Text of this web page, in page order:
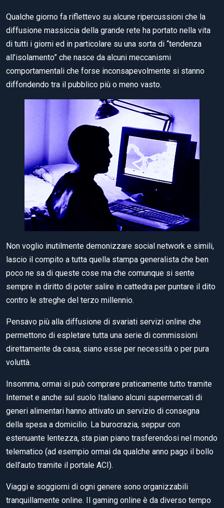
Qualche giorno fa riflettevo su alcune ripercussioni che la
diffusione massiccia della grande rete ha portato nella vita
di tutti i giorni ed in particolare su una sorta di “tendenza
all’isolamento” che nasce da alcuni meccanismi
comportamentali che forse inconsapevolmente si stanno
diffondendo tra il pubblico più o meno vasto.
Non voglio inutilmente demonizzare social network e simili,
lascio il compito a tutta quella stampa generalista che ben
poco ne sa di queste cose ma che comunque si sente
sempre in diritto di poter salire in cattedra per puntare il dito
contro le streghe del terzo millennio.
Pensavo più alla diffusione di svariati servizi online che
permettono di espletare tutta una serie di commissioni
direttamente da casa, siano esse per necessità o per pura
voluttà.
Insomma, ormai si può comprare praticamente tutto tramite
Internet e anche sul suolo Italiano alcuni supermercati di
generi alimentari hanno attivato un servizio di consegna
della spesa a domicilio. La burocrazia, seppur con
estenuante lentezza, sta pian piano trasferendosi nel mondo
telematico (ad esempio ormai da qualche anno pago il bollo
dell’auto tramite il portale ACI).
Viaggi e soggiorni di ogni genere sono organizzabili
tranquillamente online. Il gaming online è da diverso tempo